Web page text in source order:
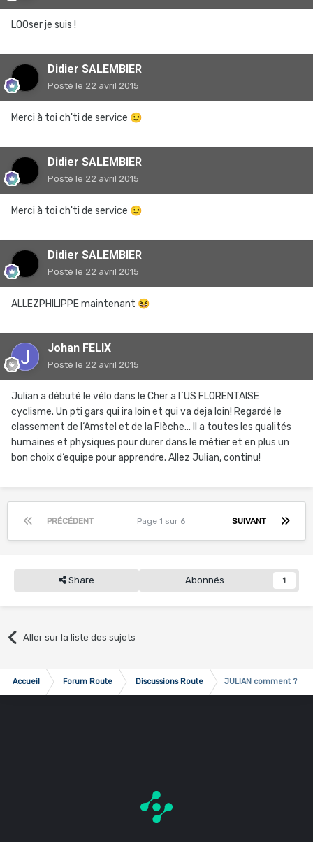
LOOser je suis !
Didier SALEMBIER
Posté le 22 avril 2015
Merci à toi ch'ti de service 😉
Didier SALEMBIER
Posté le 22 avril 2015
Merci à toi ch'ti de service 😉
Didier SALEMBIER
Posté le 22 avril 2015
ALLEZPHILIPPE maintenant 😆
Johan FELIX
Posté le 22 avril 2015
Julian a débuté le vélo dans le Cher a l`US FLORENTAISE
cyclisme. Un pti gars qui ira loin et qui va deja loin! Regardé le
classement de l‘Amstel et de la Flèche... Il a toutes les qualités
humaines et physiques pour durer dans le métier et en plus un
bon choix d‘equipe pour apprendre. Allez Julian, continu!
PRÉCÉDENT SUIVANT
Page 1 sur 6
Share Abonnés 1
Aller sur la liste des sujets
Accueil Forum Route Discussions Route JULIAN comment ?